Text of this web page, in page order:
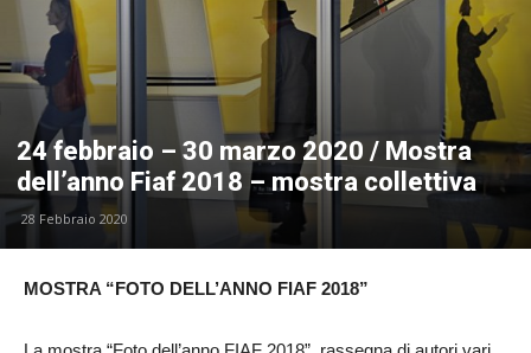
24 febbraio – 30 marzo 2020 / Mostra
dell’anno Fiaf 2018 – mostra collettiva
28 Febbraio 2020
MOSTRA “FOTO DELL’ANNO FIAF 2018”